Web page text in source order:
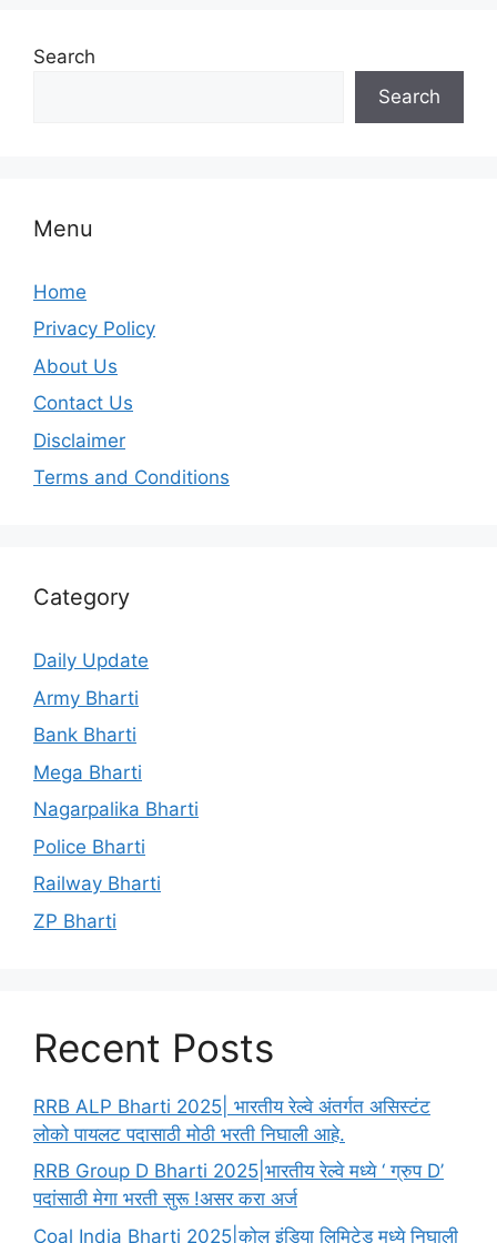
Search
Search
Menu
Home
Privacy Policy
About Us
Contact Us
Disclaimer
Terms and Conditions
Category
Daily Update
Army Bharti
Bank Bharti
Mega Bharti
Nagarpalika Bharti
Police Bharti
Railway Bharti
ZP Bharti
Recent Posts
RRB ALP Bharti 2025| भारतीय रेल्वे अंतर्गत असिस्टंट
लोको पायलट पदासाठी मोठी भरती निघाली आहे.
RRB Group D Bharti 2025|भारतीय रेल्वे मध्ये ‘ ग्रुप D’
पदांसाठी मेगा भरती सुरू !असर करा अर्ज
Coal India Bharti 2025|कोल इंडिया लिमिटेड मध्ये निघाली